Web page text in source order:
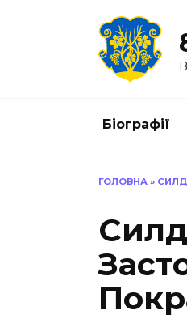
Біографії
ГОЛОВНА »